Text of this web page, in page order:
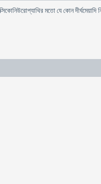
মতো যে কোন দীর্ঘমেয়াদি